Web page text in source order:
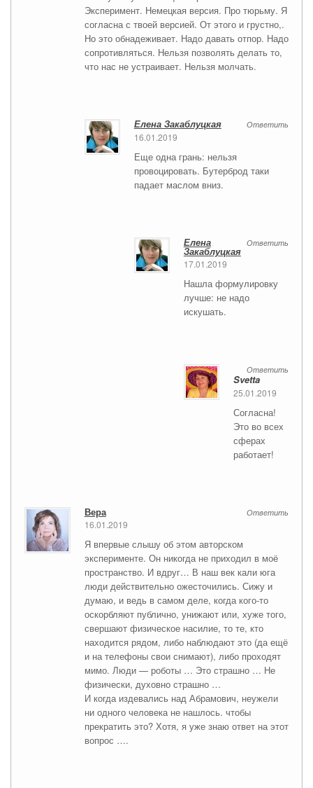
Эксперимент. Немецкая версия. Про тюрьму. Я
согласна с твоей версией. От этого и грустно,.
Но это обнадеживает. Надо давать отпор. Надо
сопротивляться. Нельзя позволять делать то,
что нас не устраивает. Нельзя молчать.
Ответить
Елена Закаблуцкая
16.01.2019
Еще одна грань: нельзя
провоцировать. Бутерброд таки
падает маслом вниз.
Ответить
Елена
Закаблуцкая
17.01.2019
Нашла формулировку
лучше: не надо
искушать.
Ответить
Svetta
25.01.2019
Согласна!
Это во всех
сферах
работает!
Ответить
Вера
16.01.2019
Я впервые слышу об этом авторском
эксперименте. Он никогда не приходил в моё
пространство. И вдруг… В наш век кали юга
люди действительно ожесточились. Сижу и
думаю, и ведь в самом деле, когда кого-то
оскорбляют публично, унижают или, хуже того,
свершают физическое насилие, то те, кто
находится рядом, либо наблюдают это (да ещё
и на телефоны свои снимают), либо проходят
мимо. Люди — роботы … Это страшно … Не
физически, духовно страшно …
И когда издевались над Абрамович, неужели
ни одного человека не нашлось. чтобы
прекратить это? Хотя, я уже знаю ответ на этот
вопрос ….